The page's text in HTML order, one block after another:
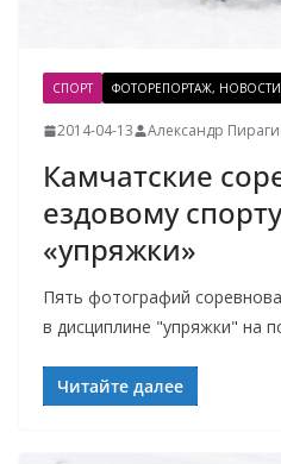
СПОРТ ФОТОРЕПОРТАЖ, НОВОСТИ
2014-04-13 Александр
Камчатские
ездовому
«упряжки»
Пять фотографий
в дисциплине "упряжки" на
Читайте далее